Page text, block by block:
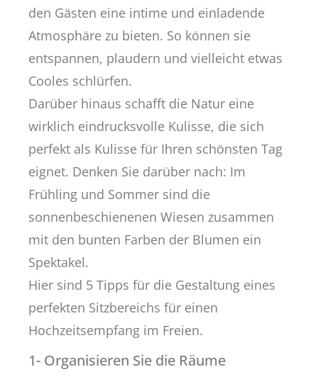
den Gästen eine intime und einladende
Atmosphäre zu bieten. So können sie
entspannen, plaudern und vielleicht etwas
Cooles schlürfen.
Darüber hinaus schafft die Natur eine
wirklich eindrucksvolle Kulisse, die sich
perfekt als Kulisse für Ihren schönsten Tag
eignet. Denken Sie darüber nach: Im
Frühling und Sommer sind die
sonnenbeschienenen Wiesen zusammen
mit den bunten Farben der Blumen ein
Spektakel.
Hier sind 5 Tipps für die Gestaltung eines
perfekten Sitzbereichs für einen
Hochzeitsempfang im Freien.
1- Organisieren Sie die Räume